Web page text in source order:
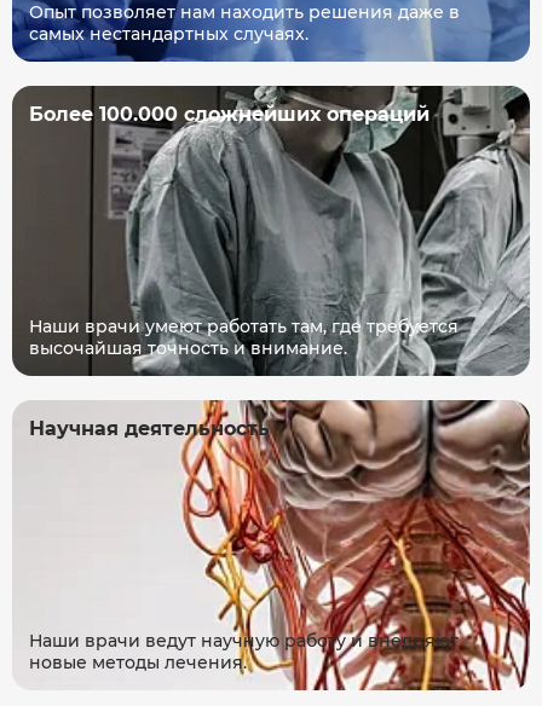
Опыт позволяет нам находить решения даже в
самых нестандартных случаях.
Более 100.000 сложнейших операций
Наши врачи умеют работать там, где требуется
высочайшая точность и внимание.
Научная деятельность
Наши врачи ведут научную работу и внедряют
новые методы лечения.